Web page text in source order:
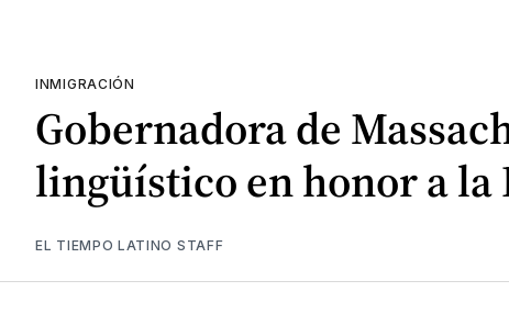
INMIGRACIÓN
Gobernadora de
lingüístico en honor a la
EL TIEMPO LATINO STAFF